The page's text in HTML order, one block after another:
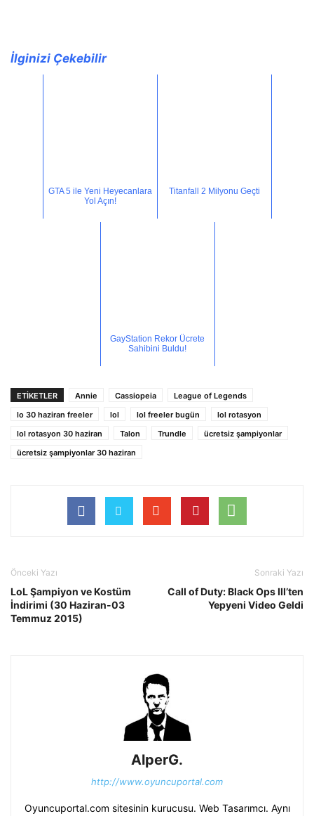
İlginizi Çekebilir
GTA 5 ile Yeni Heyecanlara
Yol Açın!
Titanfall 2 Milyonu Geçti
GayStation Rekor Ücrete
Sahibini Buldu!
ETİKETLER Annie Cassiopeia
League of Legends
lo 30 haziran freeler
lol lol freeler bugün
lol rotasyon
lol rotasyon 30 haziran
Talon Trundle
ücretsiz şampiyonlar
ücretsiz şampiyonlar 30 haziran
Önceki Yazı
LoL Şampiyon ve Kostüm
İndirimi (30 Haziran-03
Temmuz 2015)
Sonraki Yazı
Call of Duty: Black Ops III’ten
Yepyeni Video Geldi
AlperG.
http://www.oyuncuportal.com
Oyuncuportal.com sitesinin kurucusu. Web Tasarımcı. Aynı